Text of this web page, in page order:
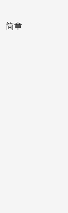
简章